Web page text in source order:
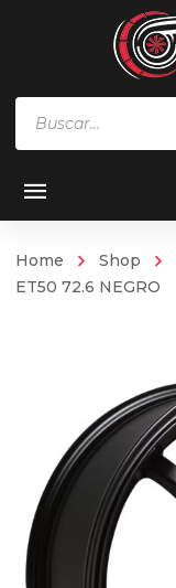
Home Shop
ET50 72.6 NEGRO